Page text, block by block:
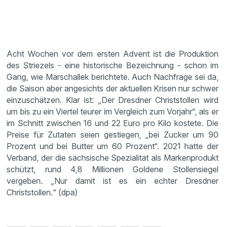
Acht Wochen vor dem ersten Advent ist die Produktion
des Striezels - eine historische Bezeichnung - schon im
Gang, wie Marschallek berichtete. Auch Nachfrage sei da,
die Saison aber angesichts der aktuellen Krisen nur schwer
einzuschätzen. Klar ist: „Der Dresdner Christstollen wird
um bis zu ein Viertel teurer im Vergleich zum Vorjahr“, als er
im Schnitt zwischen 16 und 22 Euro pro Kilo kostete. Die
Preise für Zutaten seien gestiegen, „bei Zucker um 90
Prozent und bei Butter um 60 Prozent“. 2021 hatte der
Verband, der die sächsische Spezialität als Markenprodukt
schützt, rund 4,8 Millionen Goldene Stollensiegel
vergeben. „Nur damit ist es ein echter Dresdner
Christstollen.“ (dpa)